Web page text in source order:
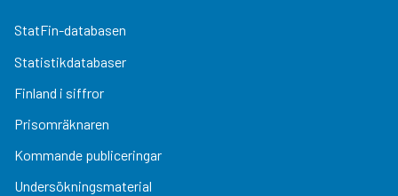
StatFin-databasen
Statistikdatabaser
Finland i siffror
Prisomräknaren
Kommande publiceringar
Undersökningsmaterial